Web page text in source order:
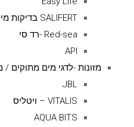
SALIFERT בדיקות מים מלוחים
Red-sea -רד סי
API
מזונות -לדגי מים מתוקים /
JBL
VITALIS – ויטליס
AQUA BITS